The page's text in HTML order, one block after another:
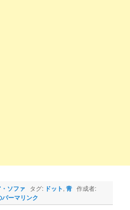
ソファ タグ: ドット,青 作成者:
パーマリンク